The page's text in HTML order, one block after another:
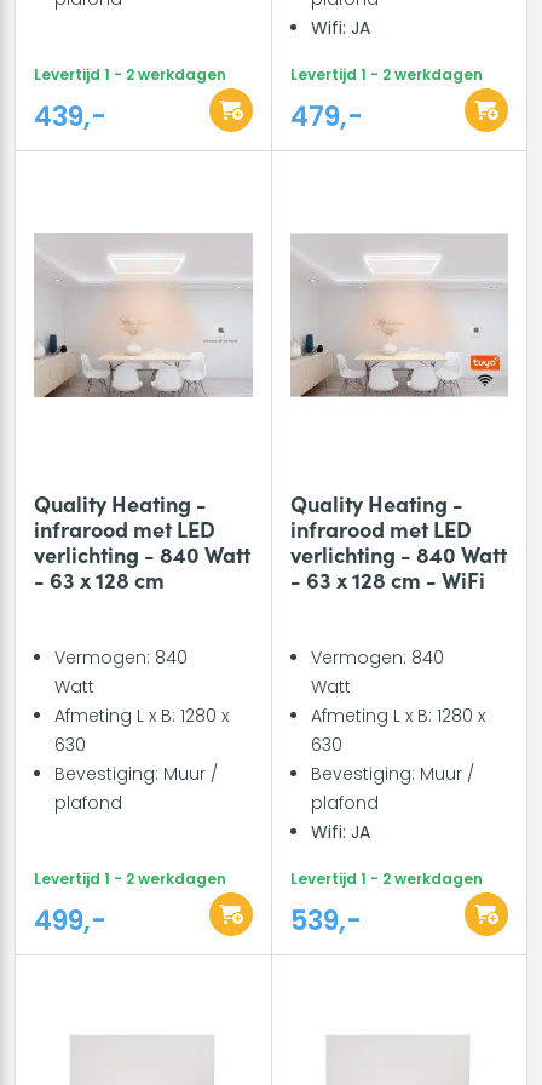
Levertijd 1 - 2 werkdagen
439,-
Wifi: JA
Levertijd 1 - 2 werkdagen
479,-
Quality Heating -
infrarood met LED
verlichting - 840 Watt
- 63 x 128 cm
Vermogen: 840
Watt
Afmeting L x B: 1280 x
630
Bevestiging: Muur /
plafond
Levertijd 1 - 2 werkdagen
499,-
Quality Heating -
infrarood met LED
verlichting - 840 Watt
- 63 x 128 cm - WiFi
Vermogen: 840
Watt
Afmeting L x B: 1280 x
630
Bevestiging: Muur /
plafond
Wifi: JA
Levertijd 1 - 2 werkdagen
539,-